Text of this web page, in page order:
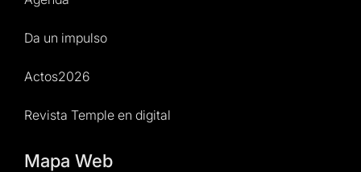
Da un impulso
Actos2026
Revista Temple en digital
Mapa Web